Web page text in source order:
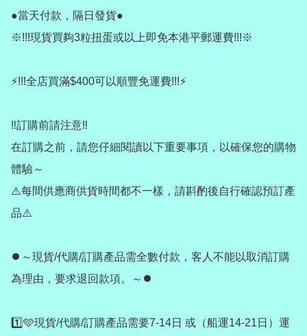
●當天付款，隔日發貨●
※!!!現貨買夠3粒扭蛋或以上即免本港平郵運費!!!※
⚡️!!!全店買滿$400可以順豐免運費!!!⚡️
‼️訂購前請注意‼️
在訂購之前，請您仔細閱讀以下重要事項，以確保您的購物
體驗～
⚠️每間供應商供貨時間都不一樣，請斟酌後自行確認預訂產
品⚠️
⏺️～現貨/代購/訂購產品需全數付款，客人不能以取消訂購
為理由，要求退回款項。～⏺️
1️⃣🩵現貨/代購/訂購產品需要7-14日 或（船運14-21日）運